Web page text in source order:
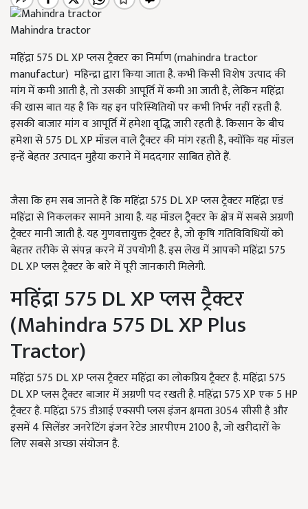
Mahindra tractor
महिंद्रा 575 DL XP प्लस ट्रैक्टर का निर्माण (mahindra tractor
manufactur) महिन्द्रा द्वारा किया जाता है. कभी किसी विशेष उत्पाद की
मांग में कमी आती है, तो उसकी आपूर्ति में कमी आ जाती है, लेकिन महिंद्रा
की खास बात यह है कि यह इन परिस्थितियों पर कभी निर्भर नहीं रहती है.
इसकी बाजार मांग व आपूर्ति में हमेशा वृद्धि जारी रहती है. किसान के बीच
हमेशा से 575 DL XP मॉडल वाले ट्रैक्टर की मांग रहती है, क्योंकि यह मॉडल
इन्हें बेहतर उत्पादन मुहैया कराने में मददगार साबित होते हैं.
जैसा कि हम सब जानते हैं कि महिंद्रा 575 DL XP प्लस ट्रैक्टर महिंद्रा एडं
महिंद्रा से निकलकर सामने आया है. यह मॉडल ट्रैक्टर के क्षेत्र में सबसे अग्रणी
ट्रैक्टर मानी जाती है. यह गुणवत्तायुक्त ट्रैक्टर है, जो कृषि गतिविविधियों को
बेहतर तरीके से संपन्न करने में उपयोगी है. इस लेख में आपको महिंद्रा 575
DL XP प्लस ट्रैक्टर के बारे में पूरी जानकारी मिलेगी.
महिंद्रा 575 DL XP प्लस ट्रैक्टर
(Mahindra 575 DL XP Plus
Tractor)
महिंद्रा 575 DL XP प्लस ट्रैक्टर महिंद्रा का लोकप्रिय ट्रैक्टर है. महिंद्रा 575
DL XP प्लस ट्रैक्टर बाजार में अग्रणी पद रखती है. महिंद्रा 575 XP एक 5 HP
ट्रैक्टर है. महिंद्रा 575 डीआई एक्सपी प्लस इंजन क्षमता 3054 सीसी है और
इसमें 4 सिलेंडर जनरेटिंग इंजन रेटेड आरपीएम 2100 है, जो खरीदारों के
लिए सबसे अच्छा संयोजन है.